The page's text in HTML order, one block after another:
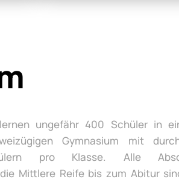
ungefähr 400 Schüler in
Gymnasium mit
pro Klasse. Alle
Mittlere Reife bis zum Abitur